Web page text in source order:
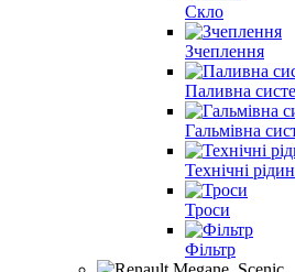
Скло
Зчеплення
Паливна
Гальмівна
Технічні
Троси
Фільтр